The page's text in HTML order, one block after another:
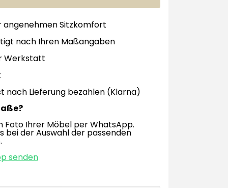
angenehmen Sitzkomfort
nach Ihren Maßangaben
Werkstatt
nach Lieferung bezahlen (Klarna)
Foto Ihrer Möbel per WhatsApp.
bei der Auswahl der passenden
senden